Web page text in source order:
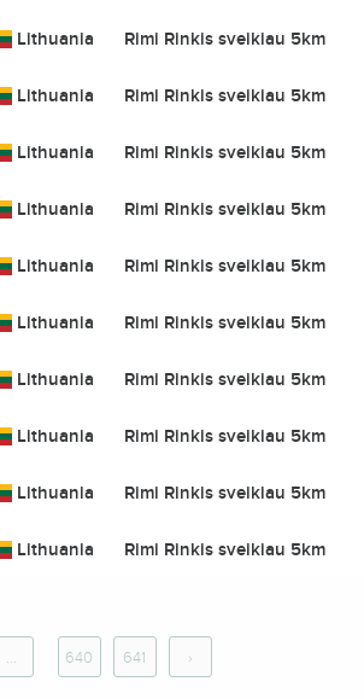
Lithuania Rimi Rinkis sveikiau 5km
Lithuania Rimi Rinkis sveikiau 5km
Lithuania Rimi Rinkis sveikiau 5km
Lithuania Rimi Rinkis sveikiau 5km
Lithuania Rimi Rinkis sveikiau 5km
Lithuania Rimi Rinkis sveikiau 5km
Lithuania Rimi Rinkis sveikiau 5km
Lithuania Rimi Rinkis sveikiau 5km
Lithuania Rimi Rinkis sveikiau 5km
Lithuania Rimi Rinkis sveikiau 5km
... 640 641 ›